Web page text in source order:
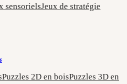
sensorielsJeux de stratégie
Puzzles 2D en boisPuzzles 3D en